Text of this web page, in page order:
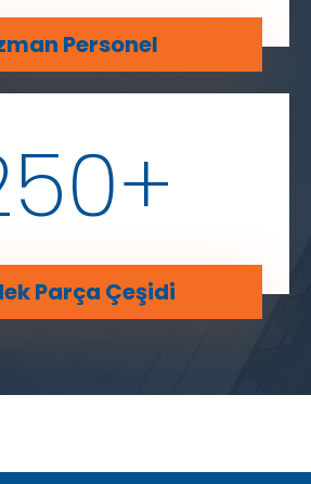
Personel
+
Parça Çeşidi